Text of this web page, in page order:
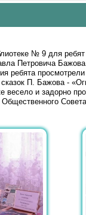
№ 9 для
Петровича
ребята
П. Бажова -
весело и задорно
Общественного